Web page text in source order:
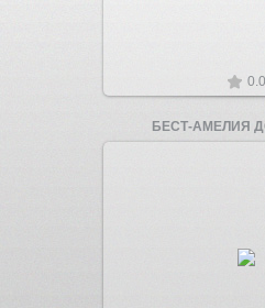
0.0
БЕСТ-АМЕЛИЯ